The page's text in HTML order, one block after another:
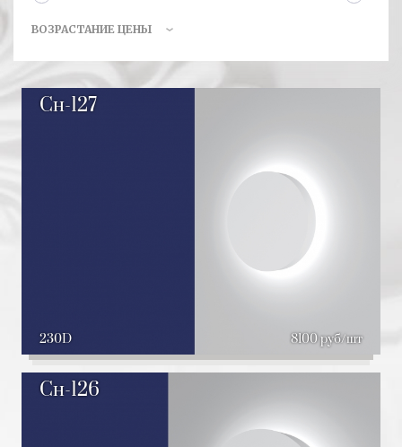
Сн-127
230D 8100 руб/шт
Сн-126